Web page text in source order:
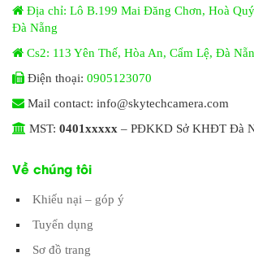
Địa chỉ: Lô B.199 Mai Đăng Chơn, Hoà
Đà Nẵng
Cs2: 113 Yên Thế, Hòa An, Cẩm Lệ, Đà
Điện thoại: 0905123070
Mail contact: info@skytechcamera.com
MST: 0401xxxxx – PĐKKD Sở KHĐT Đà
Về chúng tôi
Khiếu nại – góp ý
Tuyển dụng
Sơ đồ trang